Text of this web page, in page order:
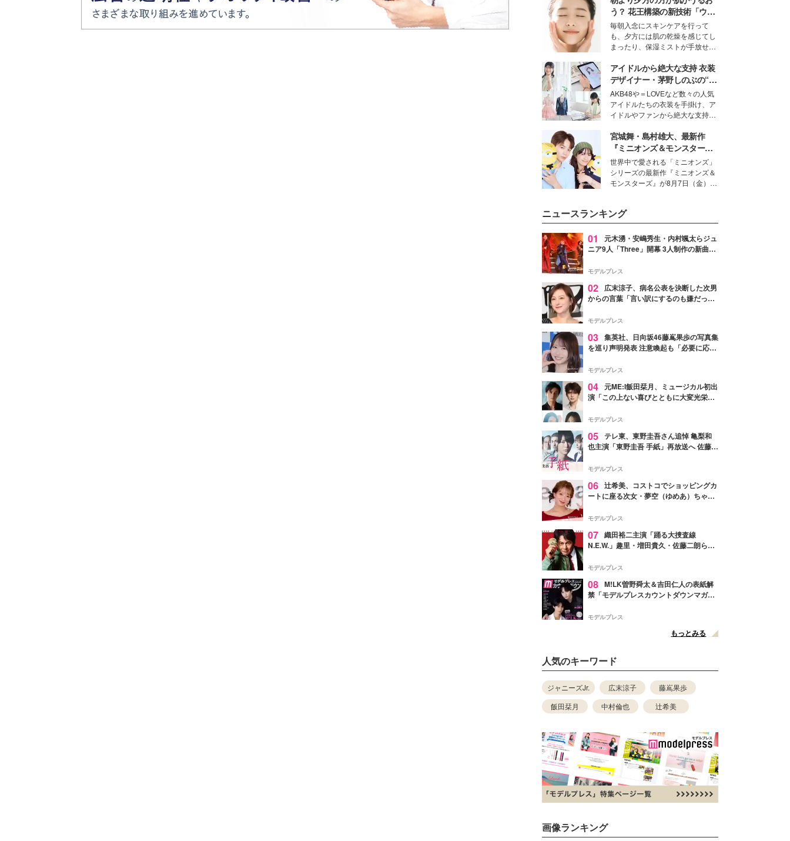
好さんを迎えて本音で女子会トー
ク。猛暑のお出かけを快適に過ご
すヒントや、2人が感動した夏の
生理の新常識にも迫りました。
う？ 花王構築の新技術「ウォ
ーターキャプチャリングスキ
ン（捕水肌）」がスキンケア
の常識を変える予感
毎朝入念にスキンケアを行って
も、夕方には肌の乾燥を感じてし
まったり、保湿ミストが手放せな
な美容の常識を大きく変える可能
性を秘めた、革新的な「Water
Capturing Skin（ウォーターキャ
プチャリングスキン：捕水肌）」
技術を、花王が構築した。
アイドルから絶大な支持 衣装
デザイナー・茅野しのぶの“可
愛い”を作る美学＜「シチズン
クロスシー」インタビュー＞
AKB48や＝LOVEなど数々の人気
アイドルたちの衣装を手掛け、ア
イドルやファンから絶大な支持を
取締役兼クリエイティブディレク
ター・茅野しのぶ。一人ひとりの
個性に寄り添い、魅力を引き出す
衣装作りは、多くの女性たちに勇
気と自信を与え続けている。
宮城舞・島村雄大、最新作
『ミニオンズ＆モンスター
ズ』の魅力熱弁 ハチャメチャ
だけじゃない“友情と絆”に感
動
世界中で愛される「ミニオンズ」
シリーズの最新作『ミニオンズ＆
モンスターズ』が8月7日（金）に
デルの宮城舞と島村雄大の特別対
談をお届け！それぞれの視点か
ら、今作ならではの魅力や予想外
の感動をもたらす奥深いストーリ
た。
ニュースランキング
01
元木湧・安嶋秀生・内村颯太らジュ
ニア9人「Three」開幕 3人制作の新曲＆
進んで夢を掴みたい」【ゲネプロレポ】
モデルプレス
02
広末涼子、病名公表を決断した次男
からの言葉「言い訳にするのも嫌だっ
モデルプレス
03 集英社、日向坂46藤嶌果歩の写真集
を巡り声明発表 注意喚起も「必要に応じ
モデルプレス
04 元ME:I飯田栞月、ミュージカル初出
演「この上ない喜びとともに大変光栄」
ャスト発表
モデルプレス
05 テレ東、東野圭吾さん追悼 亀梨和
也主演「東野圭吾 手紙」再放送へ 佐藤隆
モデルプレス
06 辻希美、コストコでショッピングカ
ートに座る次女・夢空（ゆめあ）ちゃん
ぎ」「成長を感じる」の声
モデルプレス
07 織田裕二主演「踊る大捜査線
N.E.W.」趣里・増田貴久・佐藤二朗ら新
徴する“謎のキーワード”も
モデルプレス
08 M!LK曽野舜太＆吉田仁人の表紙解
禁「モデルプレスカウントダウンマガジ
モデルプレス
もっとみる
人気のキーワード
ジャニーズJr. 広末涼子
藤嶌果歩
飯田栞月
中村倫也 辻希美
画像ランキング